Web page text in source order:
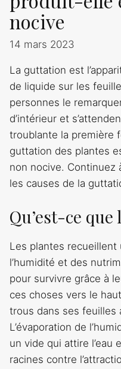
nocive
14 mars 2023
La guttation est
de liquide sur les
personnes le
d’intérieur et
troublante la première
guttation des plantes
non nocive. Continuez
les causes de la
Qu’est-ce
Les plantes recueillent
l’humidité et des
pour survivre grâce à
ces choses vers le
trous dans ses feuilles
L’évaporation de
un vide qui attire l’eau
racines contre